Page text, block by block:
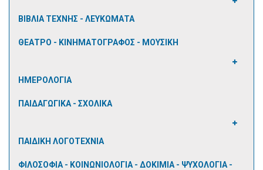
ΒΙΒΛΙΑ ΤΕΧΝΗΣ - ΛΕΥΚΩΜΑΤΑ
ΘΕΑΤΡΟ - ΚΙΝΗΜΑΤΟΓΡΑΦΟΣ - ΜΟΥΣΙΚΗ
ΗΜΕΡΟΛΟΓΙΑ
ΠΑΙΔΑΓΩΓΙΚΑ - ΣΧΟΛΙΚΑ
ΠΑΙΔΙΚΗ ΛΟΓΟΤΕΧΝΙΑ
ΦΙΛΟΣΟΦΙΑ - ΚΟΙΝΩΝΙΟΛΟΓΙΑ - ΔΟΚΙΜΙΑ - ΨΥΧΟΛΟΓΙΑ -